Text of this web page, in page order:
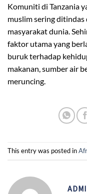
Komuniti di Tanzania
muslim sering
masyarakat dunia.
faktor utama yang
buruk terhadap
makanan, sumber air
meruncing.
This entry was posted in